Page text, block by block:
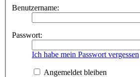
Benutzername:
Passwort:
Ich habe mein Passwort vergessen
Angemeldet bleiben